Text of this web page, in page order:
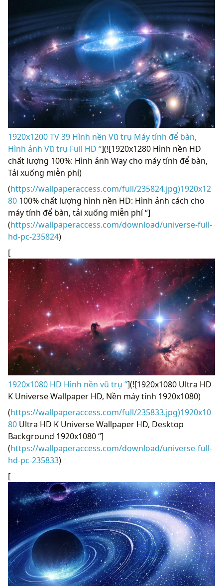
1920x1200 TV 39 Hình nền Vũ trụ Máy tính để bàn,
Hình ảnh Vũ trụ Full HD “](![1920x1280 Hình nền HD
chất lượng 100%: Hình ảnh Way cho máy tính để bàn,
Tải xuống miễn phí)
(https://wallpaperaccess.com/full/235824.jpg)1920x12
80 100% chất lượng hình nền HD: Hình ảnh cách cho
máy tính để bàn, tải xuống miễn phí “]
(https://wallpaperaccess.com/download/universe-full-
hd-pc-235824)
[
1920x1080 HD Hình nền vũ trụ “](![1920x1080 Ultra HD
K Universe Wallpaper HD, Nền máy tính 1920x1080)
(https://wallpaperaccess.com/full/235833.jpg)1920x10
80 Ultra HD K Universe Wallpaper HD, Desktop
Background 1920x1080 “]
(https://wallpaperaccess.com/download/universe-full-
hd-pc-235833)
[